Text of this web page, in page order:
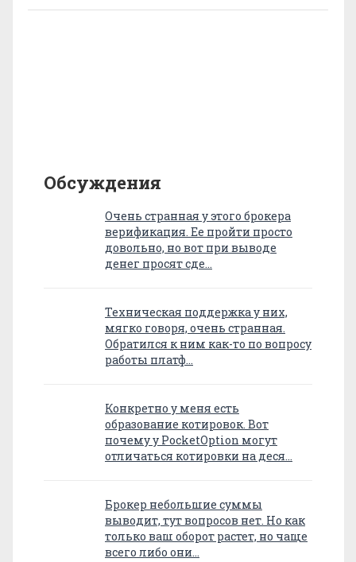
Обсуждения
Очень странная у этого брокера
верификация. Ее пройти просто
довольно, но вот при выводе
денег просят сде…
Техническая поддержка у них,
мягко говоря, очень странная.
Обратился к ним как-то по вопросу
работы платф…
Конкретно у меня есть
образование котировок. Вот
почему у PocketOption могут
отличаться котировки на деся…
Брокер небольшие суммы
выводит, тут вопросов нет. Но как
только ваш оборот растет, но чаще
всего либо они…